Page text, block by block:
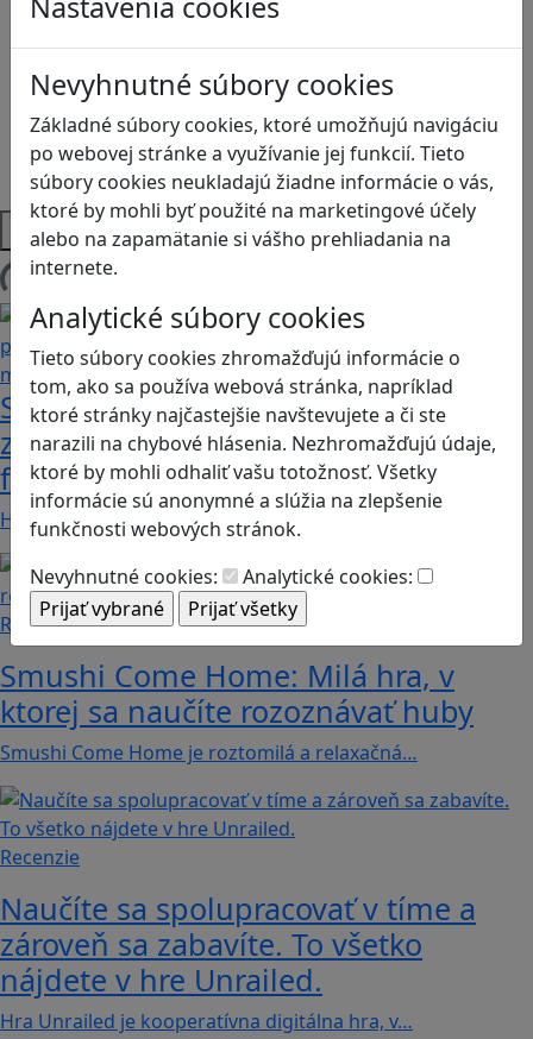
Nevyhnutné súbory cookies
Základné súbory cookies, ktoré umožňujú navigáciu
po webovej stránke a využívanie jej funkcií. Tieto
súbory cookies neukladajú žiadne informácie o vás,
ktoré by mohli byť použité na marketingové účely
alebo na zapamätanie si vášho prehliadania na
internete.
Analytické súbory cookies
Tieto súbory cookies zhromažďujú informácie o
tom, ako sa používa webová stránka, napríklad
ktoré stránky najčastejšie navštevujete a či ste
narazili na chybové hlásenia. Nezhromažďujú údaje,
ktoré by mohli odhaliť vašu totožnosť. Všetky
informácie sú anonymné a slúžia na zlepšenie
funkčnosti webových stránok.
Nevyhnutné cookies:
Analytické cookies:
Logické myslenie
Programovanie/Technika
Sociálne zručnosti a kooperácia
Strategické myslenie
Zdravie a pohyb
Platformy
Stanete sa influencerom, keď budete
zdieľať iba pravdivé, nie alternatívne
fakty? Dozviete sa v hre Follow me
Hráči a hráčky sa stávajú používateľmi/kami…
Recenzie
Smushi Come Home: Milá hra, v
ktorej sa naučíte rozoznávať huby
Smushi Come Home je roztomilá a relaxačná…
Recenzie
Naučíte sa spolupracovať v tíme a
zároveň sa zabavíte. To všetko
nájdete v hre Unrailed.
Hra Unrailed je kooperatívna digitálna hra, v…